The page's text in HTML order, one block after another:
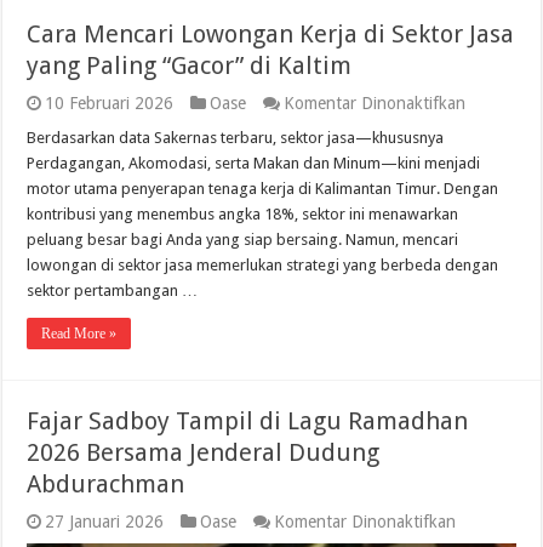
Cara Mencari Lowongan Kerja di Sektor Jasa
yang Paling “Gacor” di Kaltim
10 Februari 2026 Oase Komentar Dinonaktifkan
Lowongan
di
Paling
Berdasarkan data Sakernas terbaru, sektor jasa—khususnya
Perdagangan, Akomodasi, serta Makan dan Minum—kini menjadi
motor utama penyerapan tenaga kerja di Kalimantan Timur. Dengan
kontribusi yang menembus angka 18%, sektor ini menawarkan
peluang besar bagi Anda yang siap bersaing. Namun, mencari
lowongan di sektor jasa memerlukan strategi yang berbeda dengan
sektor pertambangan …
Read More »
Fajar Sadboy Tampil di Lagu Ramadhan
2026 Bersama Jenderal Dudung
Abdurachman
27 Januari 2026 Oase Komentar Dinonaktifkan
Fajar